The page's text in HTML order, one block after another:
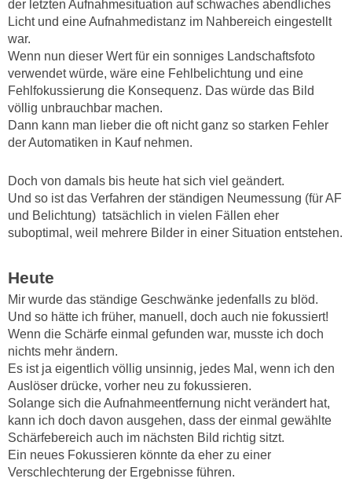
der letzten Aufnahmesituation auf schwaches abendliches
Licht und eine Aufnahmedistanz im Nahbereich eingestellt
war.
Wenn nun dieser Wert für ein sonniges Landschaftsfoto
verwendet würde, wäre eine Fehlbelichtung und eine
Fehlfokussierung die Konsequenz. Das würde das Bild
völlig unbrauchbar machen.
Dann kann man lieber die oft nicht ganz so starken Fehler
der Automatiken in Kauf nehmen.
Doch von damals bis heute hat sich viel geändert.
Und so ist das Verfahren der ständigen Neumessung (für AF
und Belichtung) tatsächlich in vielen Fällen eher
suboptimal, weil mehrere Bilder in einer Situation entstehen.
Heute
Mir wurde das ständige Geschwänke jedenfalls zu blöd.
Und so hätte ich früher, manuell, doch auch nie fokussiert!
Wenn die Schärfe einmal gefunden war, musste ich doch
nichts mehr ändern.
Es ist ja eigentlich völlig unsinnig, jedes Mal, wenn ich den
Auslöser drücke, vorher neu zu fokussieren.
Solange sich die Aufnahmeentfernung nicht verändert hat,
kann ich doch davon ausgehen, dass der einmal gewählte
Schärfebereich auch im nächsten Bild richtig sitzt.
Ein neues Fokussieren könnte da eher zu einer
Verschlechterung der Ergebnisse führen.